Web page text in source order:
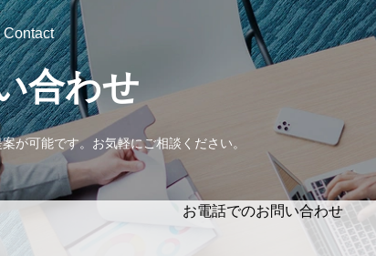
Contact
合わせ
が可能です。 お気軽にご相談ください。
お電話でのお問い合わせ